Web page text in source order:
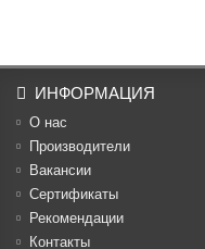
ИНФОРМАЦИЯ
О нас
Производители
Вакансии
Cертификаты
Рекомендации
Контакты